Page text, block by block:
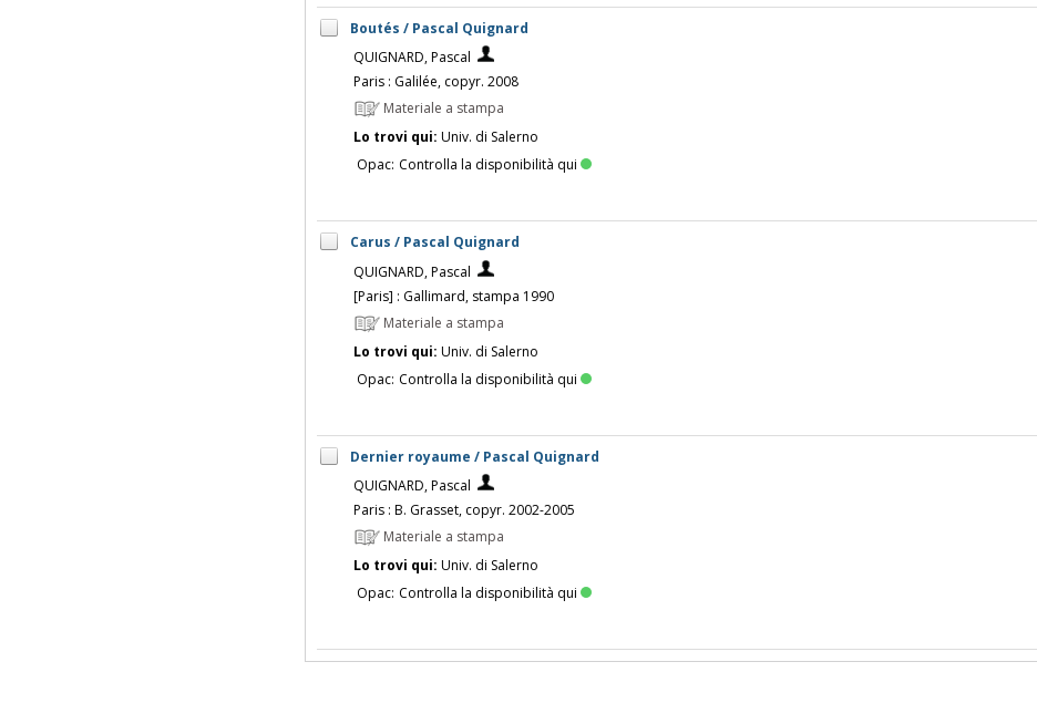
Boutés / Pascal Quignard
QUIGNARD, Pascal
Paris : Galilée, copyr. 2008
Materiale a stampa
Lo trovi qui: Univ. di Salerno
Opac: Controlla la disponibilità qui
Carus / Pascal Quignard
QUIGNARD, Pascal
[Paris] : Gallimard, stampa 1990
Materiale a stampa
Lo trovi qui: Univ. di Salerno
Opac: Controlla la disponibilità qui
Dernier royaume / Pascal Quignard
QUIGNARD, Pascal
Paris : B. Grasset, copyr. 2002-2005
Materiale a stampa
Lo trovi qui: Univ. di Salerno
Opac: Controlla la disponibilità qui